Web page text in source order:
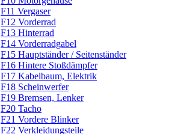
F11 Vergaser
F12 Vorderrad
F13 Hinterrad
F14 Vorderradgabel
F15 Hauptständer / Seitenständer
F16 Hintere Stoßdämpfer
F17 Kabelbaum, Elektrik
F18 Scheinwerfer
F19 Bremsen, Lenker
F20 Tacho
F21 Vordere Blinker
F22 Verkleidungsteile